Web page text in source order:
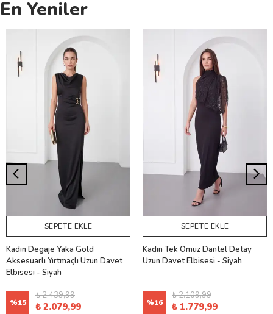
En Yeniler
SEPETE EKLE
Kadın Degaje Yaka Gold
Aksesuarlı Yırtmaçlı Uzun Davet
Elbisesi - Siyah
%15
₺ 2.439,99
₺ 2.079,99
SEPETE EKLE
Kadın Tek Omuz Dantel Detay
Uzun Davet Elbisesi - Siyah
%16
₺ 2.109,99
₺ 1.779,99